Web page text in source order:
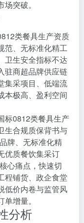
突破。
类餐具生产资质
范、无标准化精工
卫生安全指标不达
驻商超品牌供应链
集采项目、低端流
本极高、盈利空间
标0812类餐具生产
生合规质保背书与
牌、无标准化精
优质餐饮集采订
心痛点，快速切
程铺货、政企食堂
低价内卷与监管风
增量。
分析